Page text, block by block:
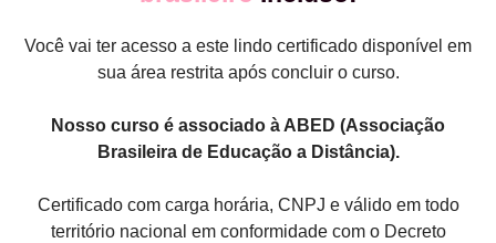
Você vai ter acesso a este lindo certificado disponível em
sua área restrita após concluir o curso.
Nosso curso é associado à ABED (Associação
Brasileira de Educação a Distância).
Certificado com carga horária, CNPJ e válido em todo
território nacional em conformidade com o Decreto